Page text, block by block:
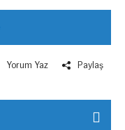
Yorum Yaz Paylaş